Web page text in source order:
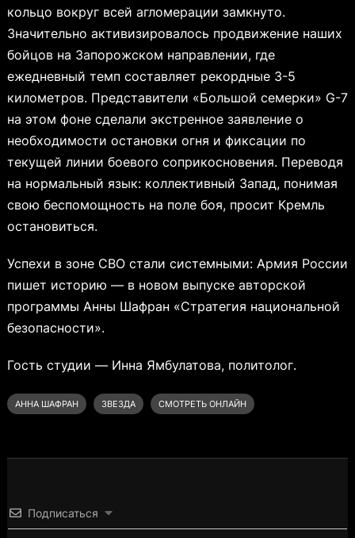
кольцо вокруг всей агломерации замкнуто.
Значительно активизировалось продвижение наших
бойцов на Запорожском направлении, где
ежедневный темп составляет рекордные 3-5
километров. Представители «Большой семерки» G-7
на этом фоне сделали экстренное заявление о
необходимости остановки огня и фиксации по
текущей линии боевого соприкосновения. Переводя
на нормальный язык: коллективный Запад, понимая
свою беспомощность на поле боя, просит Кремль
остановиться.
Успехи в зоне СВО стали системными: Армия России
пишет историю — в новом выпуске авторской
программы Анны Шафран «Стратегия национальной
безопасности».
Гость студии — Инна Ямбулатова, политолог.
АННА ШАФРАН ЗВЕЗДА СМОТРЕТЬ ОНЛАЙН
Подписаться